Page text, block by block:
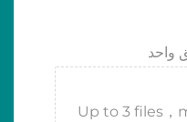
واحد
Up to 3 files，